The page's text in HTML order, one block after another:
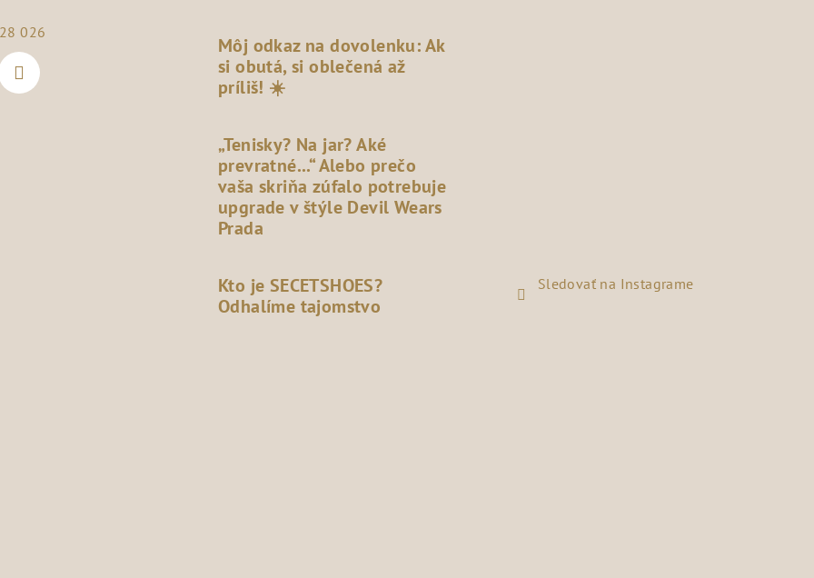
026
Môj odkaz na dovolenku: Ak
si obutá, si oblečená až
príliš! ☀️
„Tenisky? Na jar? Aké
prevratné...“ Alebo prečo
vaša skriňa zúfalo potrebuje
upgrade v štýle Devil Wears
Prada
Kto je SECETSHOES?
Odhalíme tajomstvo
Sledovať na Instagrame